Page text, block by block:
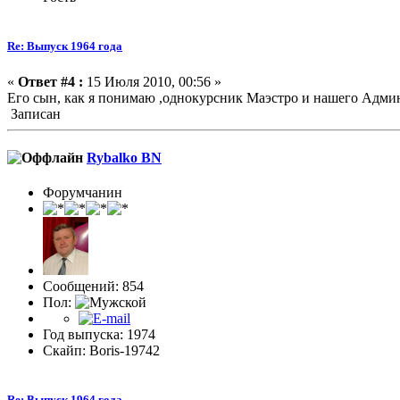
Re: Выпуск 1964 года
« Ответ #4 : 15 Июля 2010, 00:56 »
Его сын, как я понимаю ,однокурсник Маэстро и нашего
Записан
Rybalko BN
Форумчанин
Сообщений: 854
Пол:
Год выпуска: 1974
Скайп: Boris-19742